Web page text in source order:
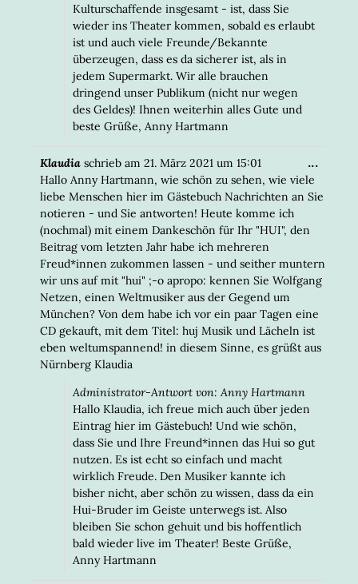
Kulturschaffende insgesamt - ist, dass Sie
wieder ins Theater kommen, sobald es erlaubt
ist und auch viele Freunde/Bekannte
überzeugen, dass es da sicherer ist, als in
jedem Supermarkt. Wir alle brauchen
dringend unser Publikum (nicht nur wegen
des Geldes)! Ihnen weiterhin alles Gute und
beste Grüße, Anny Hartmann
Klaudia schrieb am 21. März 2021 um 15:01
Hallo Anny Hartmann, wie schön zu sehen, wie viele
liebe Menschen hier im Gästebuch Nachrichten an Sie
notieren - und Sie antworten! Heute komme ich
(nochmal) mit einem Dankeschön für Ihr "HUI", den
Beitrag vom letzten Jahr habe ich mehreren
Freud*innen zukommen lassen - und seither muntern
wir uns auf mit "hui" ;-o apropo: kennen Sie Wolfgang
Netzen, einen Weltmusiker aus der Gegend um
München? Von dem habe ich vor ein paar Tagen eine
CD gekauft, mit dem Titel: huj Musik und Lächeln ist
eben weltumspannend! in diesem Sinne, es grüßt aus
Nürnberg Klaudia
Administrator-Antwort von: Anny Hartmann
Hallo Klaudia, ich freue mich auch über jeden
Eintrag hier im Gästebuch! Und wie schön,
dass Sie und Ihre Freund*innen das Hui so gut
nutzen. Es ist echt so einfach und macht
wirklich Freude. Den Musiker kannte ich
bisher nicht, aber schön zu wissen, dass da ein
Hui-Bruder im Geiste unterwegs ist. Also
bleiben Sie schon gehuit und bis hoffentlich
bald wieder live im Theater! Beste Grüße,
Anny Hartmann
...DIESE
EIN-/